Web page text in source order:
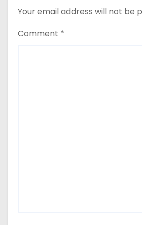
Your email address will not be
Comment *